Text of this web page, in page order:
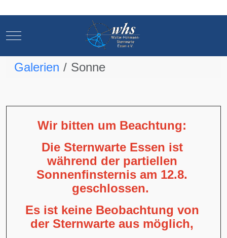
Mobile Menu Toggle
Galerien Sonne
Wir bitten um Beachtung:
Die Sternwarte Essen ist
während der partiellen
Sonnenfinsternis am 12.8.
geschlossen.
Es ist keine Beobachtung von
der Sternwarte aus möglich,